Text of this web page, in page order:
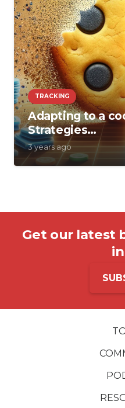
TRACKING
Adapting to a
Strategies…
3 years ago
Get our latest